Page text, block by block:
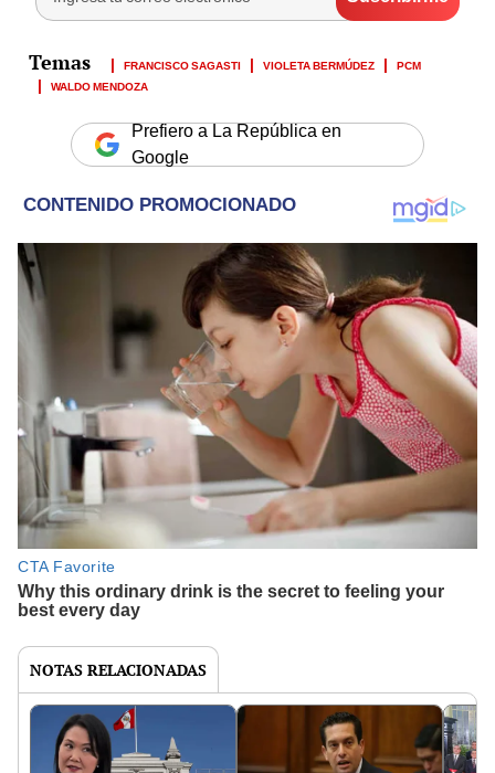
FRANCISCO SAGASTI VIOLETA BERMÚDEZ
PCM
WALDO MENDOZA
Prefiero a La República en
Google
NOTAS RELACIONADAS